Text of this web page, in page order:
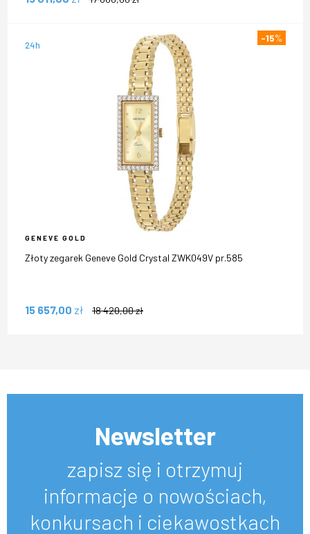
24h
-15%
GENEVE GOLD
Złoty zegarek Geneve Gold Crystal ZWK049V pr.585
15 657,00 zł 18 420,00zł
Newsletter
zapisz się i otrzymuj
informacje o nowościach,
konkursach i ciekawostkach